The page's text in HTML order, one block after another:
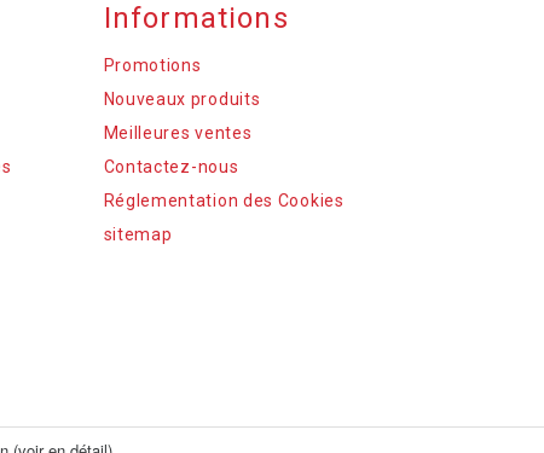
Informations
Promotions
Nouveaux produits
Meilleures ventes
Contactez-nous
Réglementation des Cookies
sitemap